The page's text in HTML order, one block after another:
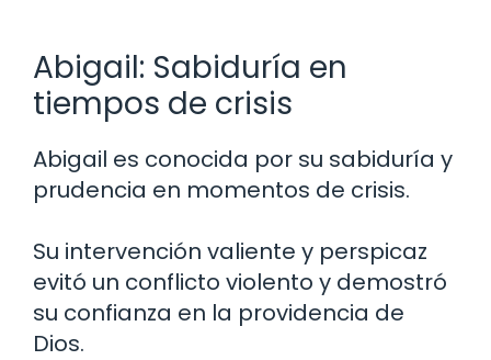
Abigail: Sabiduría en
tiempos de crisis
Abigail es conocida por su sabiduría y
prudencia en momentos de crisis.
Su intervención valiente y perspicaz
evitó un conflicto violento y demostró
su confianza en la providencia de
Dios.